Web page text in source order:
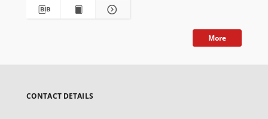
More
CONTACT DETAILS